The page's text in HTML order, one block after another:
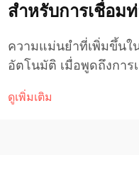
สำหรับการเชื่อม
ความแม่นยำที่เพิ่มขึ้นใ
อัตโนมัติ เมื่อพูดถึงกา
รับประกันความสม่ำเสม
ดูเพิ่มเติม